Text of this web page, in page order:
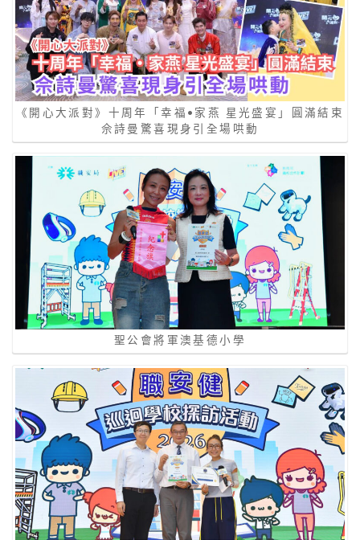
《開心大派對》十周年「幸福•家燕 星光盛宴」圓滿結束
佘詩曼驚喜現身引全場哄動
聖公會將軍澳基德小學